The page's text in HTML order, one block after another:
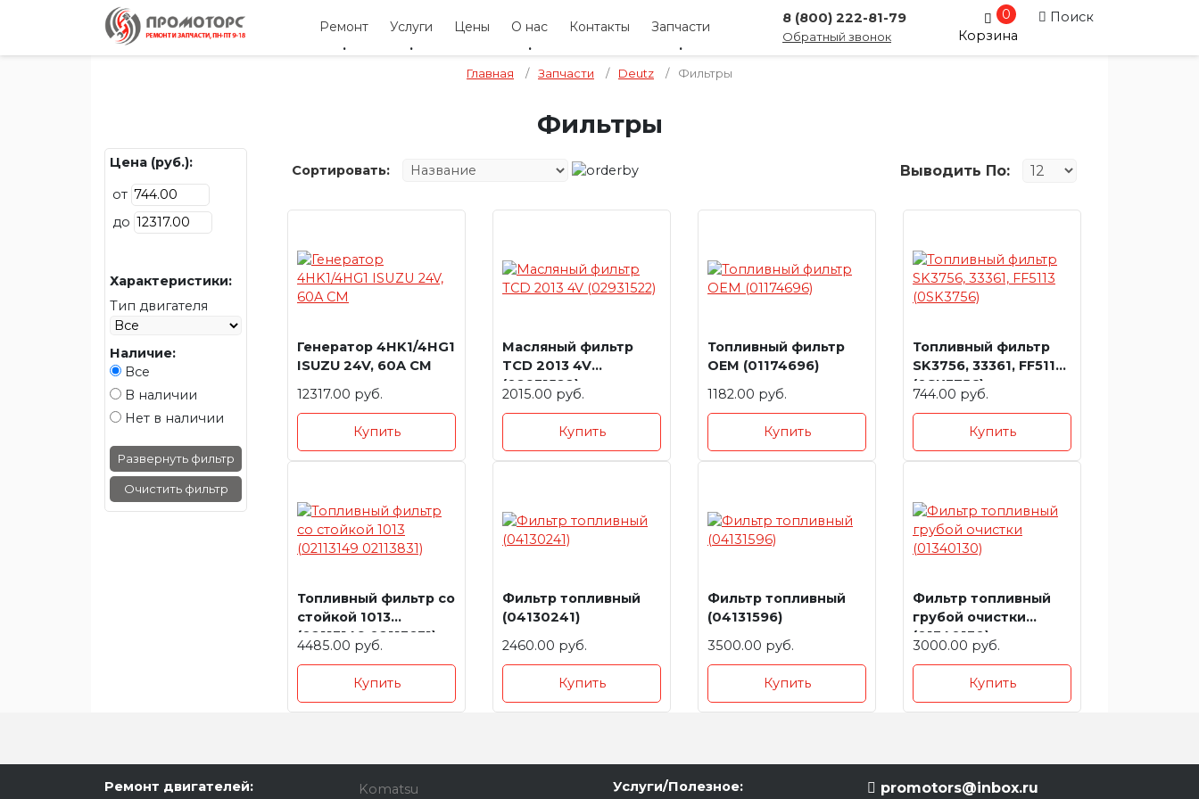
Ремонт Услуги Цены О нас Контакты Запчасти
8 (800) 222-81-79
Обратный звонок
0
Корзина
Поиск
Главная / Запчасти / Deutz / Фильтры
Фильтры
Цена (руб.):
от
до
Характеристики:
Тип двигателя
Наличие:
Все
В наличии
Нет в наличии
Развернуть фильтр
Очистить фильтр
Сортировать: Выводить По:
Генератор 4HK1/4HG1
ISUZU 24V, 60A CM
12317.00 руб.
Купить
Масляный фильтр
TCD 2013 4V
(02931522)
2015.00 руб.
Купить
Топливный фильтр
OEM (01174696)
1182.00 руб.
Купить
Топливный фильтр
SK3756, 33361, FF5113
(0SK3756)
744.00 руб.
Купить
Топливный фильтр со
стойкой 1013
(02113149 02113831)
4485.00 руб.
Купить
Фильтр топливный
(04130241)
2460.00 руб.
Купить
Фильтр топливный
(04131596)
3500.00 руб.
Купить
Фильтр топливный
грубой очистки
(01340130)
3000.00 руб.
Купить
Ремонт двигателей: Komatsu Услуги/Полезное: promotors@inbox.ru